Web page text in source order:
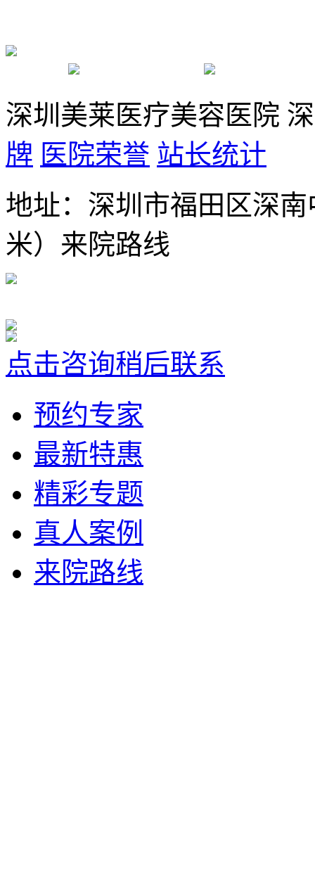
深圳美莱医疗美容医院
牌 医院荣誉 站长统计
地址：深圳市福田区深
米）来院路线
点击咨询稍后联系
预约专家
最新特惠
精彩专题
真人案例
来院路线